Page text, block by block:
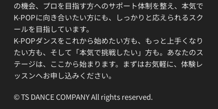
の機会、プロを目指す方へのサポート体制を整え、本気で
K-POPに向き合いたい方にも、しっかりと応えられるスク
ールを目指しています。
K-POPダンスをこれから始めたい方も、もっと上手くなり
たい方も、そして「本気で挑戦したい」方も。あなたのス
テージは、ここから始まります。まずはお気軽に、体験レ
ッスンへお申し込みください。
© TS DANCE COMPANY All rights reserved.